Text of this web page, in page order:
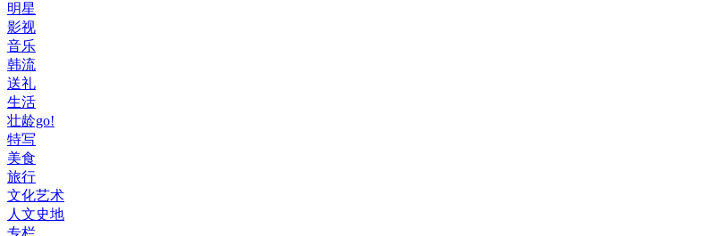
明星
影视
音乐
韩流
送礼
生活
壮龄go!
特写
美食
旅行
文化艺术
人文史地
专栏